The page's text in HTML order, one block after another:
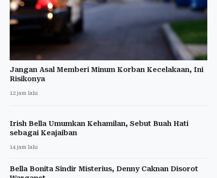
Jangan Asal Memberi Minum Korban Kecelakaan, Ini
Risikonya
12 jam lalu
Irish Bella Umumkan Kehamilan, Sebut Buah Hati
sebagai Keajaiban
14 jam lalu
Bella Bonita Sindir Misterius, Denny Caknan Disorot